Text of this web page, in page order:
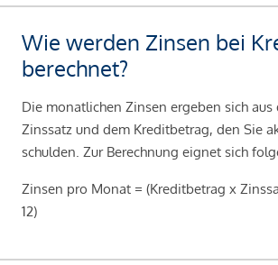
Wie werden Zinsen bei
berechnet?
Die monatlichen Zinsen ergeben sich
Zinssatz und dem Kreditbetrag, den Sie
schulden. Zur Berechnung eignet sich
Zinsen pro Monat = (Kreditbetrag x
12)